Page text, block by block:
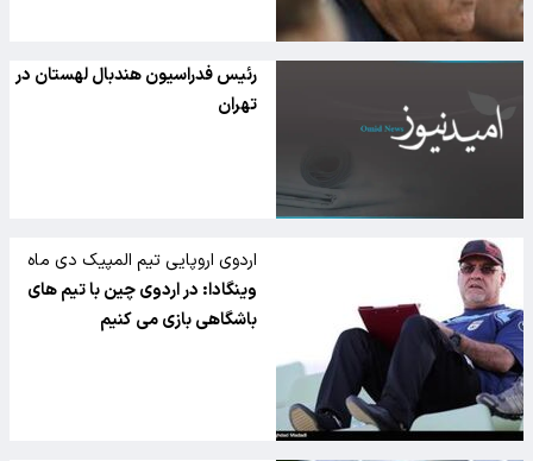
رئیس فدراسیون هندبال لهستان در
تهران
اردوی اروپایی تیم المپیک دی ماه
برگزار می شود
وینگادا: در اردوی چین با تیم های
باشگاهی بازی می کنیم